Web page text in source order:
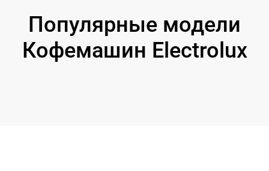
Популярные модели
Кофемашин Electrolux